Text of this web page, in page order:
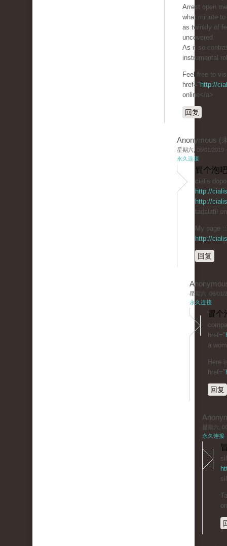
Arrest open
what minute
as twinkly of
uncovered.
As it so
instrumental
Feel free to
href=" http://
online</a>
回复
Anonymous (
星期六, 06/01/2019
永久连接
冒个泡
cialis
http://
http://
tadalafil
My page
http://
回复
星期六, 06/01/
永久连接
冒个
href="
a
Here
href="
回复
星期六,
永久连接